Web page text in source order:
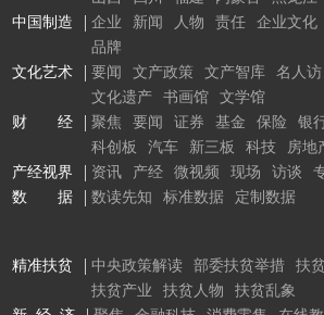
中国制造
企业 新闻 人物 责任 企业文化
品牌
文化艺术
要闻 文产政策 文产智库 名人访
文化遗产
书画馆
文学馆
财 经
聚焦 要闻 证券 基金 保险 银
科创板
汽车 新三板 科技
房地
产经视界
资讯 产经 微视频 现场 访谈
数 据
数读先知 标准数据 定制数据
精准扶贫 中央政策解读 部委扶贫举措 扶
扶贫产业
扶贫人物
扶贫乱象